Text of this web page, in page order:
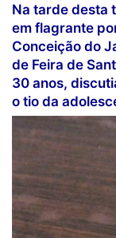
Na tarde desta
em flagrante
Conceição do
de Feira de
30 anos,
o tio da